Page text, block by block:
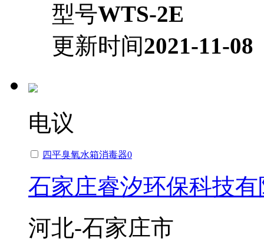
型号WTS-2E
更新时间2021-11-08
电议
四平臭氧水箱消毒器0
石家庄睿汐环保科技
河北-石家庄市